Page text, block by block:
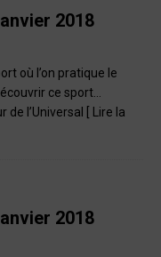
2018
où l’on pratique le
ce sport…
de l’Universal [ Lire la
2018